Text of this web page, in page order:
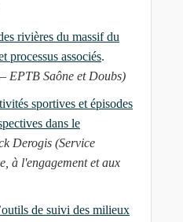
rivières du massif du
processus associés.
EPTB Saône et Doubs)
sportives et épisodes
dans le
Derogis (Service
à l'engagement et aux
de suivi des milieux